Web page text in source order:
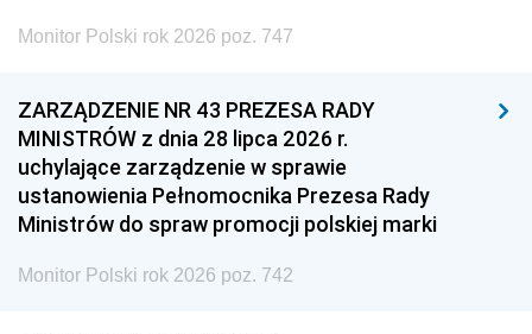
Monitor Polski rok 2026 poz. 747
ZARZĄDZENIE NR 43 PREZESA RADY
MINISTRÓW z dnia 28 lipca 2026 r.
uchylające zarządzenie w sprawie
ustanowienia Pełnomocnika Prezesa Rady
Ministrów do spraw promocji polskiej marki
Monitor Polski rok 2026 poz. 742